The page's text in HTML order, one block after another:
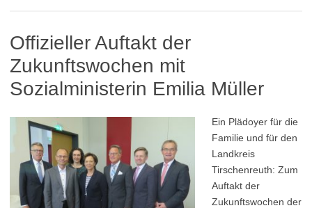
Offizieller Auftakt der
Zukunftswochen mit
Sozialministerin Emilia Müller
Ein Plädoyer für die
Familie und für den
Landkreis
Tirschenreuth: Zum
Auftakt der
Zukunftswochen der